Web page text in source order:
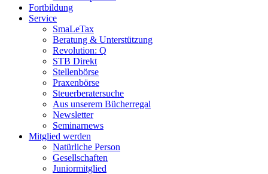
Fortbildung
Service
SmaLeTax
Beratung & Unterstützung
Revolution: Q
STB Direkt
Stellenbörse
Praxenbörse
Steuerberatersuche
Aus unserem Bücherregal
Newsletter
Seminarnews
Mitglied werden
Natürliche Person
Gesellschaften
Juniormitglied